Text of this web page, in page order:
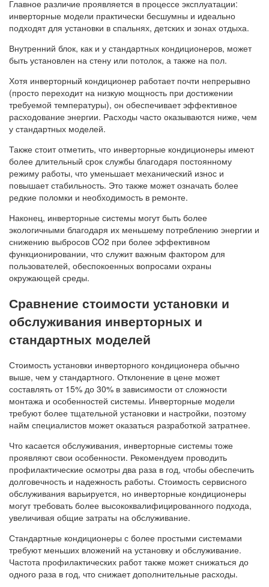
Главное различие проявляется в процессе эксплуатации:
инверторные модели практически бесшумны и идеально
подходят для установки в спальнях, детских и зонах отдыха.
Внутренний блок, как и у стандартных кондиционеров, может
быть установлен на стену или потолок, а также на пол.
Хотя инверторный кондиционер работает почти непрерывно
(просто переходит на низкую мощность при достижении
требуемой температуры), он обеспечивает эффективное
расходование энергии. Расходы часто оказываются ниже, чем
у стандартных моделей.
Также стоит отметить, что инверторные кондиционеры имеют
более длительный срок службы благодаря постоянному
режиму работы, что уменьшает механический износ и
повышает стабильность. Это также может означать более
редкие поломки и необходимость в ремонте.
Наконец, инверторные системы могут быть более
экологичными благодаря их меньшему потреблению энергии и
снижению выбросов CO2 при более эффективном
функционировании, что служит важным фактором для
пользователей, обеспокоенных вопросами охраны
окружающей среды.
Сравнение стоимости установки и
обслуживания инверторных и
стандартных моделей
Стоимость установки инверторного кондиционера обычно
выше, чем у стандартного. Отклонение в цене может
составлять от 15% до 30% в зависимости от сложности
монтажа и особенностей системы. Инверторные модели
требуют более тщательной установки и настройки, поэтому
найм специалистов может оказаться разработкой затратнее.
Что касается обслуживания, инверторные системы тоже
проявляют свои особенности. Рекомендуем проводить
профилактические осмотры два раза в год, чтобы обеспечить
долговечность и надежность работы. Стоимость сервисного
обслуживания варьируется, но инверторные кондиционеры
могут требовать более высококвалифицированного подхода,
увеличивая общие затраты на обслуживание.
Стандартные кондиционеры с более простыми системами
требуют меньших вложений на установку и обслуживание.
Частота профилактических работ также может снижаться до
одного раза в год, что снижает дополнительные расходы.